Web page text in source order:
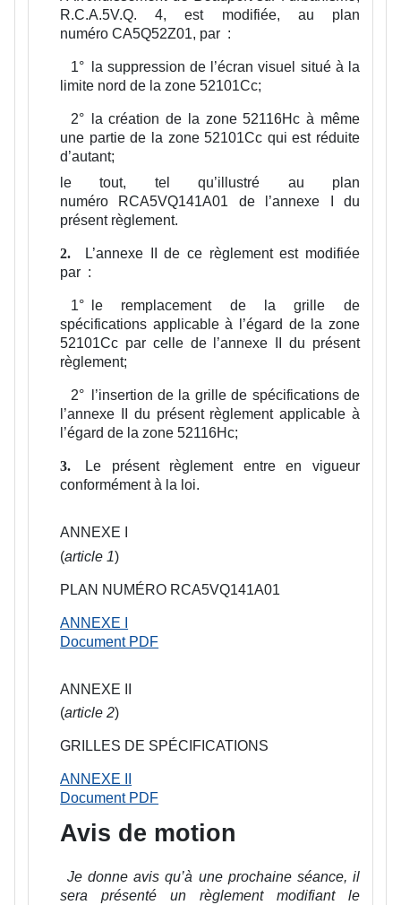
R.C.A.5V.Q. 4, est modifiée, au plan
numéro CA5Q52Z01, par :
1°
la suppression de l’écran visuel situé à la
limite nord de la zone 52101Cc;
2°
la création de la zone 52116Hc à même
une partie de la zone 52101Cc qui est réduite
d’autant;
le tout, tel qu’illustré au plan
numéro RCA5VQ141A01 de l’annexe I du
présent règlement.
2.
L’annexe II de ce règlement est modifiée
par :
1°
le remplacement de la grille de
spécifications applicable à l’égard de la zone
52101Cc par celle de l’annexe II du présent
règlement;
2°
l’insertion de la grille de spécifications de
l’annexe II du présent règlement applicable à
l’égard de la zone 52116Hc;
3.
Le présent règlement entre en vigueur
conformément à la loi.
ANNEXE I
(article 1)
PLAN NUMÉRO RCA5VQ141A01
ANNEXE I
Document PDF
ANNEXE II
(article 2)
GRILLES DE SPÉCIFICATIONS
ANNEXE II
Document PDF
Avis de motion
Je donne avis qu’à une prochaine séance, il
sera présenté un règlement modifiant le